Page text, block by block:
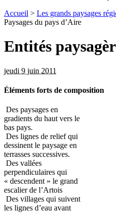
Accueil > Les grands paysages
Paysages du pays d’Aire
Entités
jeudi 9 juin 2011
Éléments forts de composition
Des paysages en
gradients du haut vers le
bas pays.
Des lignes de relief qui
dessinent le paysage en
terrasses successives.
Des vallées
perpendiculaires qui
« descendent » le grand
escalier de l’Artois
Des villages qui suivent
les lignes d’eau avant